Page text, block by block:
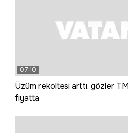
07:10
Üzüm rekoltesi arttı, gözler
fiyatta